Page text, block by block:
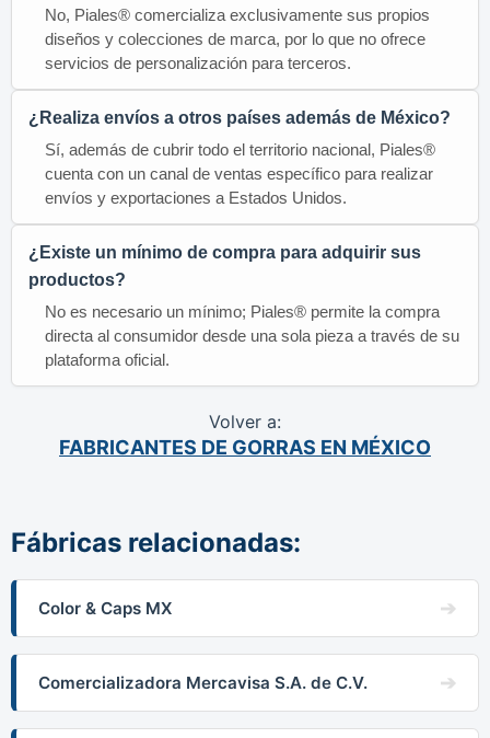
No, Piales® comercializa exclusivamente sus propios
diseños y colecciones de marca, por lo que no ofrece
servicios de personalización para terceros.
¿Realiza envíos a otros países además de México?
Sí, además de cubrir todo el territorio nacional, Piales®
cuenta con un canal de ventas específico para realizar
envíos y exportaciones a Estados Unidos.
¿Existe un mínimo de compra para adquirir sus
productos?
No es necesario un mínimo; Piales® permite la compra
directa al consumidor desde una sola pieza a través de su
plataforma oficial.
Volver a:
FABRICANTES DE GORRAS EN MÉXICO
Fábricas relacionadas:
Color & Caps MX
Comercializadora Mercavisa S.A. de C.V.